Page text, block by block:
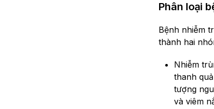
Phân loại
Bệnh nhiễm
thành hai
Nhiễm
thanh
tượng
và viêm